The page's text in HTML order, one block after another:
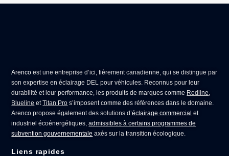
Arenco est une entreprise d’ici, fièrement canadienne, qui se distingue par
son expertise enéclairage DEL pour véhicules . Reconnus pour leur
durabilité et leur performance, les produits de marques comme Redline
Blueline etTitan Pro s’imposent comme des références dans le domaine.
Arenco propose également des solutions d’éclairage commercial et
industriel écoénergétiques,admissibles à certains programmes de
subvention gouvernementale axés sur la transition écologique.
Liens rapides